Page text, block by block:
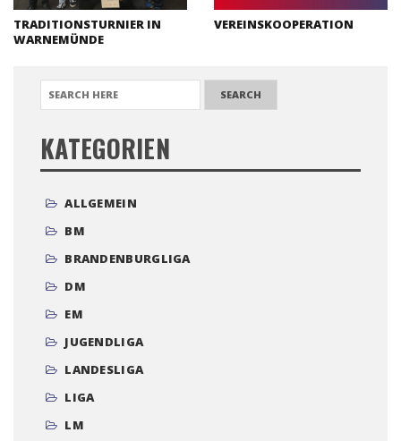
TRADITIONSTURNIER IN
WARNEMÜNDE
VEREINSKOOPERATION
KATEGORIEN
ALLGEMEIN
BM
BRANDENBURGLIGA
DM
EM
JUGENDLIGA
LANDESLIGA
LIGA
LM